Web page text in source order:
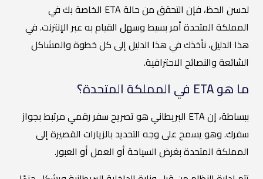
لحسن الحظ، فإن التحقق من حالة ETA الخاصة بك في
المملكة المتحدة أمر بسيط وسهل القيام به عبر الإنترنت. في
هذا الدليل، نأخذك في هذا الدليل إلى كل خطوة والمشاكل
الشائعة والنصائح الاحترافية.
ما هو ETA في المملكة المتحدة؟
ببساطة، إن ETA البريطاني هو تصريح سفر رقمي مرتبط بجواز
سفرك. وهو يسمح على وجه التحديد بالزيارات القصيرة إلى
المملكة المتحدة بغرض السياحة أو العمل أو العبور.